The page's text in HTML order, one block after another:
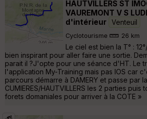
HAUTVILLERS ST
VAUREMONT V S
d'intérieur
Venteuil
Cyclotourisme 26 km
Le ciel est bien la T° :
bien inspirant pour aller faire une sortie.
parait il ?J'opte pour une séance d'HT. Le
l'application My-Training mais pas IOS car
parcours démarre à DAMERY et passe par
CUMIERES/HAUTVILLERS les 2 parties
forets domaniales pour arriver à la COTE »